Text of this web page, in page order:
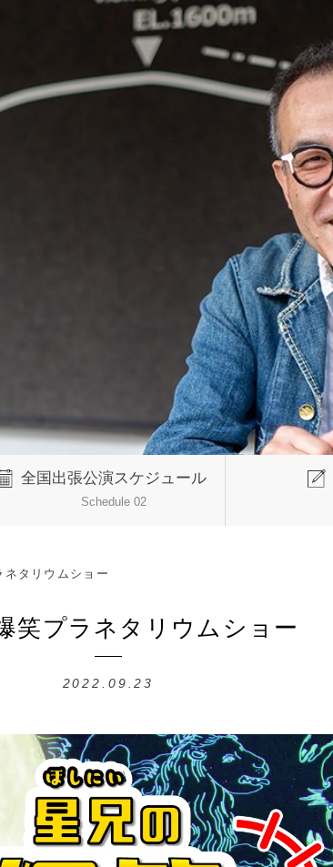
全国出張公演スケジュール
Schedule 02
ネタリウムショー
笑プラネタリウムショー
2022.09.23